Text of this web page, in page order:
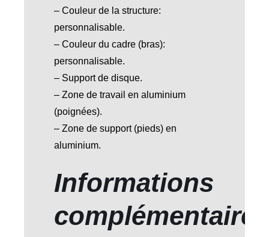
– Couleur de la structure:
personnalisable.
– Couleur du cadre (bras):
personnalisable.
– Support de disque.
– Zone de travail en aluminium
(poignées).
– Zone de support (pieds) en
aluminium.
Informations
complémentaires